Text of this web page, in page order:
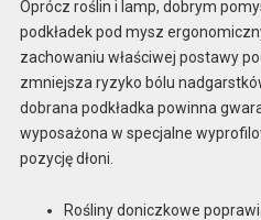
Oprócz roślin i lamp, dobrym
podkładek pod mysz
zachowaniu właściwej postawy
zmniejsza ryzyko bólu
dobrana podkładka powinna
wyposażona w specjalne
pozycję dłoni.
Rośliny doniczkowe